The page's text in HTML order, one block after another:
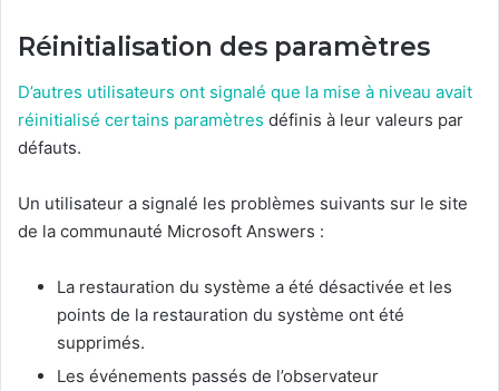
Réinitialisation des paramètres
D’autres utilisateurs ont signalé que la mise à niveau avait
réinitialisé certains paramètres définis à leur valeurs par
défauts.
Un utilisateur a signalé les problèmes suivants sur le site
de la communauté Microsoft Answers :
La restauration du système a été désactivée et les
points de la restauration du système ont été
supprimés.
Les événements passés de l’observateur